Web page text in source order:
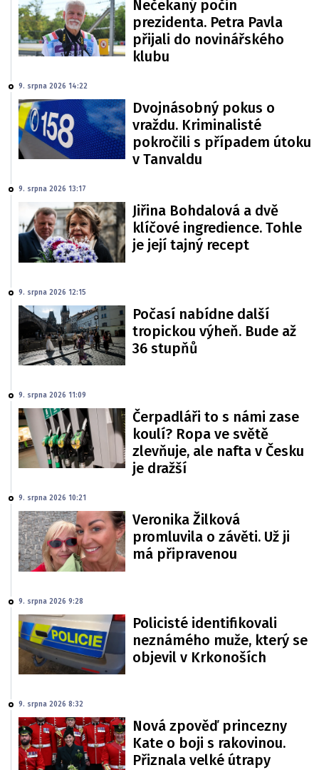
Nečekaný počin
prezidenta. Petra Pavla
přijali do novinářského
klubu
9. srpna 2026 14:22
Dvojnásobný pokus o
vraždu. Kriminalisté
pokročili s případem útoku
v Tanvaldu
9. srpna 2026 13:17
Jiřina Bohdalová a dvě
klíčové ingredience. Tohle
je její tajný recept
9. srpna 2026 12:15
Počasí nabídne další
tropickou výheň. Bude až
36 stupňů
9. srpna 2026 11:09
Čerpadláři to s námi zase
koulí? Ropa ve světě
zlevňuje, ale nafta v Česku
je dražší
9. srpna 2026 10:21
Veronika Žilková
promluvila o závěti. Už ji
má připravenou
9. srpna 2026 9:28
Policisté identifikovali
neznámého muže, který se
objevil v Krkonoších
9. srpna 2026 8:32
Nová zpověď princezny
Kate o boji s rakovinou.
Přiznala velké útrapy